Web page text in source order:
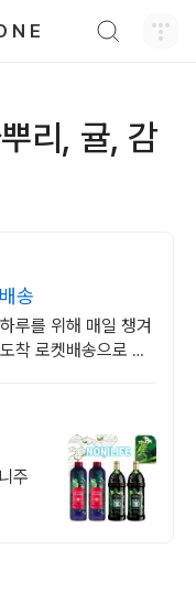
N E
리, 귤, 감
송
루를 위해 매일 챙겨
착 로켓배송으로 빠
주